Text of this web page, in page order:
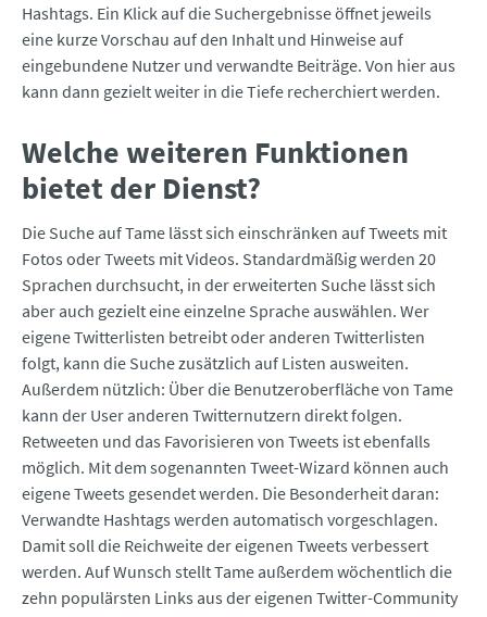
Hashtags. Ein Klick auf die Suchergebnisse öffnet jeweils
eine kurze Vorschau auf den Inhalt und Hinweise auf
eingebundene Nutzer und verwandte Beiträge. Von hier aus
kann dann gezielt weiter in die Tiefe recherchiert werden.
Welche weiteren Funktionen
bietet der Dienst?
Die Suche auf Tame lässt sich einschränken auf Tweets mit
Fotos oder Tweets mit Videos. Standardmäßig werden 20
Sprachen durchsucht, in der erweiterten Suche lässt sich
aber auch gezielt eine einzelne Sprache auswählen. Wer
eigene Twitterlisten betreibt oder anderen Twitterlisten
folgt, kann die Suche zusätzlich auf Listen ausweiten.
Außerdem nützlich: Über die Benutzeroberfläche von Tame
kann der User anderen Twitternutzern direkt folgen.
Retweeten und das Favorisieren von Tweets ist ebenfalls
möglich. Mit dem sogenannten Tweet-Wizard können auch
eigene Tweets gesendet werden. Die Besonderheit daran:
Verwandte Hashtags werden automatisch vorgeschlagen.
Damit soll die Reichweite der eigenen Tweets verbessert
werden. Auf Wunsch stellt Tame außerdem wöchentlich die
zehn populärsten Links aus der eigenen Twitter-Community